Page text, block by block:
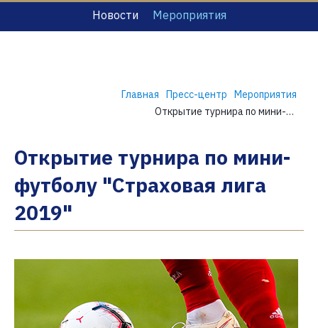
Новости Мероприятия
Главная Пресс-центр
Мероприятия
Открытие турнира по мини-футболу "Страховая лига 2019"
Открытие турнира по мини-
футболу "Страховая лига
2019"